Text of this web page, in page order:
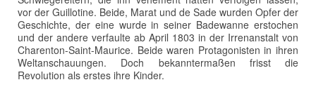
vor der Guillotine. Beide, Marat und de Sade wurden Opfer der
Geschichte, der eine wurde in seiner Badewanne erstochen
und der andere verfaulte ab April 1803 in der Irrenanstalt von
Charenton-Saint-Maurice. Beide waren Protagonisten in ihren
Weltanschauungen. Doch bekanntermaßen frisst die
Revolution als erstes ihre Kinder.